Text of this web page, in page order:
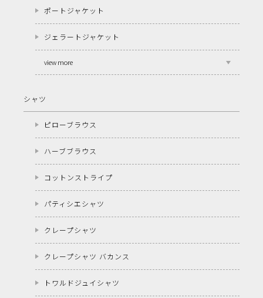
ポートジャケット
ジェラートジャケット
view more
シャツ
ピローブラウス
ハーブブラウス
コットンストライプ
パティシエシャツ
クレープシャツ
クレープシャツ バカンス
トワルドジュイシャツ